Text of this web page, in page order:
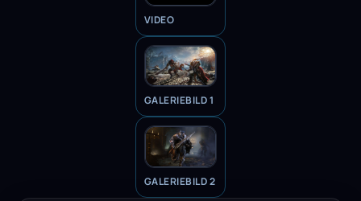
VIDEO
GALERIEBILD 1
GALERIEBILD 2